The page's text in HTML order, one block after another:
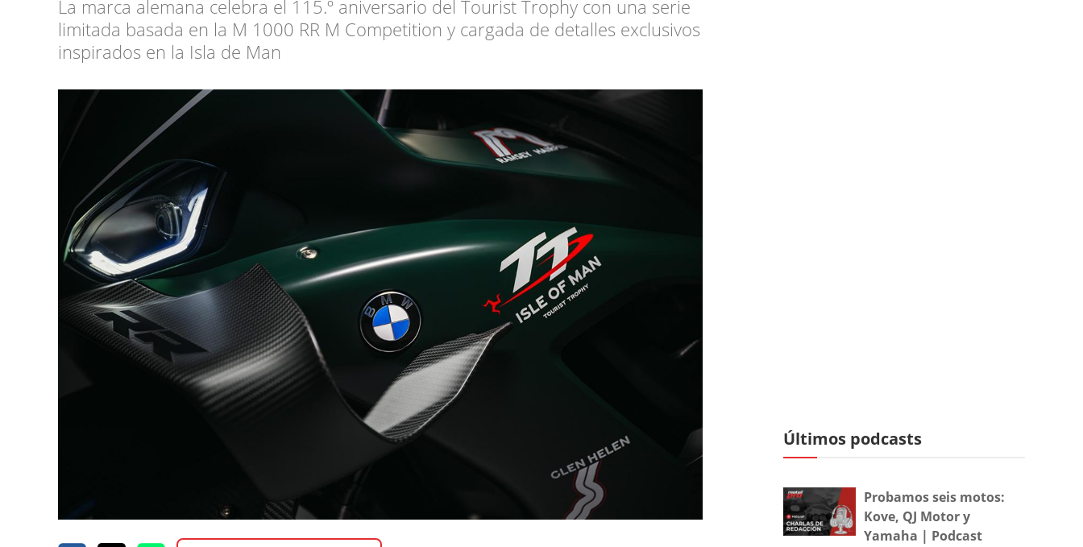
La marca alemana celebra el 115.º aniversario del Tourist Trophy con una serie
limitada basada en la M 1000 RR M Competition y cargada de detalles exclusivos
inspirados en la Isla de Man
Últimos podcasts
Probamos seis motos:
Kove, QJ Motor y
Yamaha | Podcast